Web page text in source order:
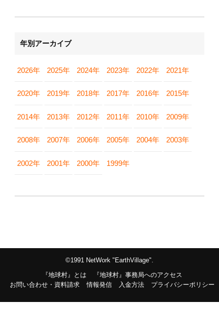
年別アーカイブ
2026年 2025年 2024年 2023年 2022年 2021年
2020年 2019年 2018年 2017年 2016年 2015年
2014年 2013年 2012年 2011年 2010年 2009年
2008年 2007年 2006年 2005年 2004年 2003年
2002年 2001年 2000年 1999年
©1991 NetWork "EarthVillage".
『地球村』とは
『地球村』事務局へのアクセス
お問い合わせ・資料請求
情報発信 入金方法 プライバシーポリシー